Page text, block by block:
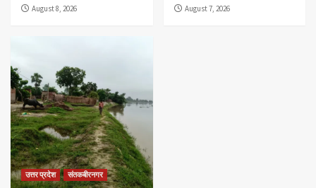
August 8, 2026 August 7, 2026
उत्तर प्रदेश संतकबीरनगर